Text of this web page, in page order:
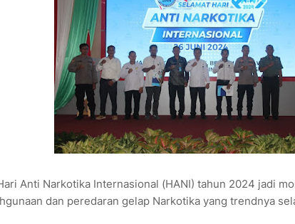
Anti Narkotika Internasional (HANI) tahun 2024 jadi
dan peredaran gelap Narkotika yang trendnya